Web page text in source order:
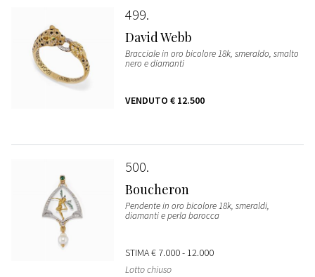
499
David Webb
Bracciale in oro bicolore 18k, smeraldo, smalto
nero e diamanti
VENDUTO € 12.500
500
Boucheron
Pendente in oro bicolore 18k, smeraldi,
diamanti e perla barocca
STIMA€ 7.000 - 12.000
Lotto chiuso